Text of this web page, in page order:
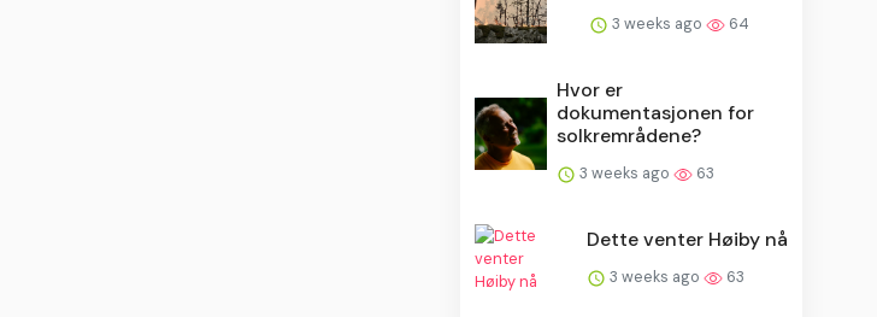
3 weeks ago 64
Hvor er
dokumentasjonen for
solkremrådene?
3 weeks ago 63
Dette venter Høiby nå
3 weeks ago 63